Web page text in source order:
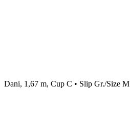
Dani, 1,67 m, Cup C • Slip Gr./Size M